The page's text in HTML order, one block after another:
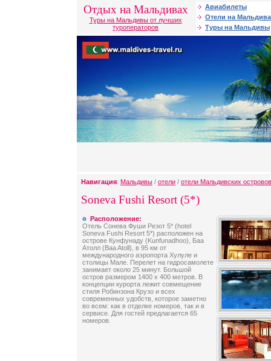
Отдых на Мальдивах
Туры на Мальдивы от лучших
туроператоров
Авиабилеты
Отели на
Туры на Мальдивы
Навигация: Мальдивы / отели / отели Мальдивских островов
Soneva Fushi Resort (5*)
Расположение:
Отель Сонева Фуши Резот 5* (hotel
Soneva Fushi Resort 5*) расположен на
острове Кунфунаду (Kunfunadhoo), Баа
Атолл (Baa Atoll), в 95 км от
международного аэропорта Хулуле и
столицы Мале. Перелет на гидросамолете
занимает около 25 минут. Большой
остров размером 1400 x 400 метров. В
концепции курорта лежит совмещение
стиля Робинзона Крузо и всех
современных удобств, которое заметно
во всем: как в отделке номеров, так и в
сервисе. Для гостей предлагается 65
номеров.